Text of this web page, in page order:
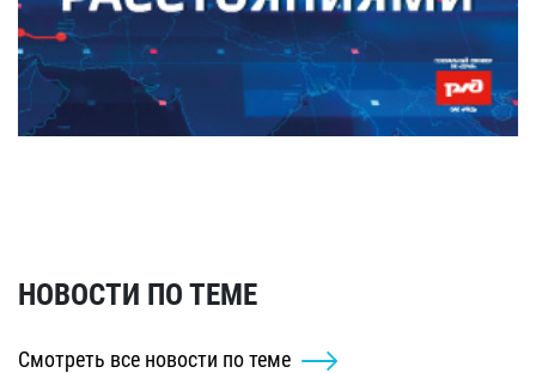
НОВОСТИ ПО ТЕМЕ
Смотреть все новости по теме